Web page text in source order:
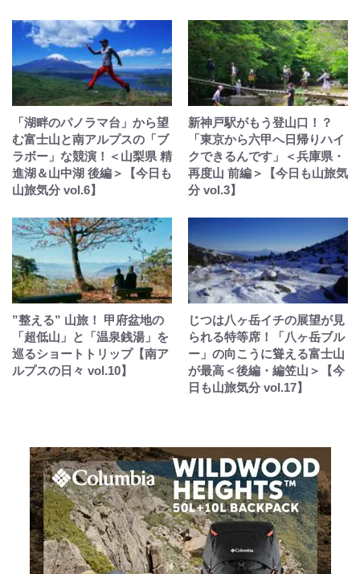
「湖畔のパノラマ台」から望
む富士山と南アルプスの「ブ
ラボー」な競演！＜山梨県 精
進湖＆山中湖 後編＞【今日も
山旅気分 vol.6】
新神戸駅がもう登山口！？
「東京から六甲へ日帰りハイ
クできるんです」＜兵庫県・
再度山 前編＞【今日も山旅気
分 vol.3】
”整える” 山旅！ 甲府盆地の
「超低山」と「温泉銭湯」を
巡るショートトリップ【南ア
ルプスの日々 vol.10】
じつは八ヶ岳イチの展望が見
られる特等席！「八ヶ岳ブル
ー」の向こうに聳える富士山
が最高＜後編・編笠山＞【今
日も山旅気分 vol.17】